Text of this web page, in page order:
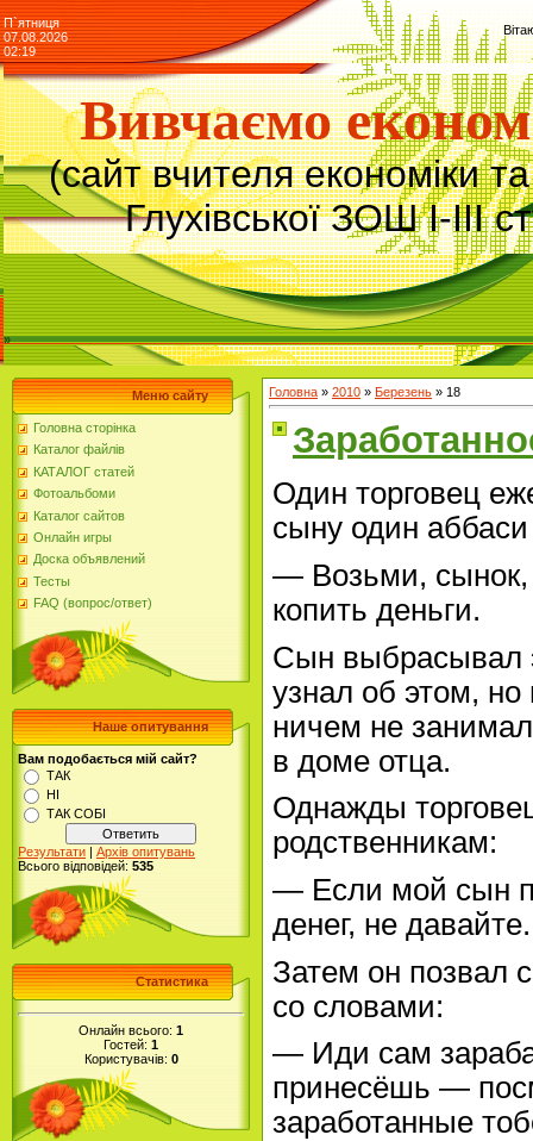
П`ятниця
07.08.2026
02:19
Вивчаємо
(сайт вчителя економіки
Глухівської ЗОШ І-ІІІ
»
Меню сайту
Головна сторінка
Каталог файлів
КАТАЛОГ статей
Фотоальбоми
Каталог сайтов
Онлайн игры
Доска объявлений
Тесты
FAQ (вопрос/ответ)
Наше опитування
Вам подобається мій сайт?
ТАК
НІ
ТАК СОБІ
Результати | Архів опитувань
Всього відповідей: 535
Статистика
Онлайн всього: 1
Гостей: 1
Користувачів: 0
Головна » 2010 » Березень » 18
Один торговец
сыну один
— Возьми, сынок,
копить деньги.
Сын выбрасывал
узнал об этом,
ничем не
в доме отца.
Однажды
родственникам:
— Если мой сын
денег, не давайте.
Затем он позвал
со словами:
— Иди сам
принесёшь —
заработанные